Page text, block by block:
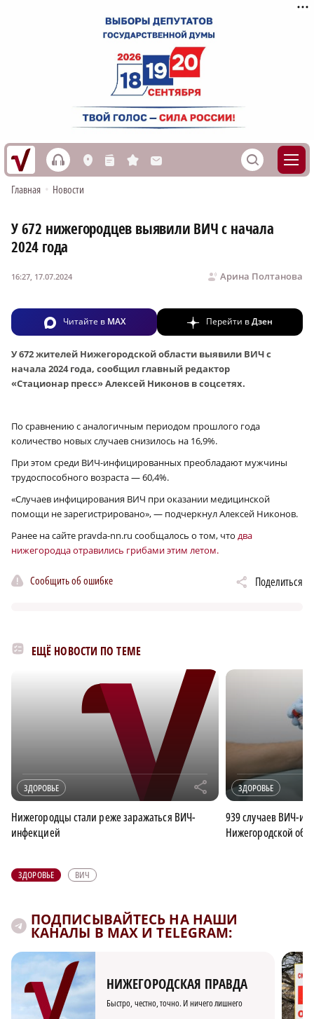
h L n s M S
Главная • Новости
У 672 нижегородцев выявили ВИЧ с начала
2024 года
Арина Полтанова
16:27, 17.07.2024
Читайте в MAX Перейти вДзен
У 672 жителей Нижегородской области выявили ВИЧ с
начала 2024 года, сообщил главный редактор
«Стационар пресс» Алексей Никонов в соцсетях.
По сравнению с аналогичным периодом прошлого года
количество новых случаев снизилось на 16,9%.
При этом среди ВИЧ-инфицированных преобладают мужчины
трудоспособного возраста — 60,4%.
«Случаев инфицирования ВИЧ при оказании медицинской
помощи не зарегистрировано», — подчеркнул Алексей Никонов.
Ранее на сайте pravda-nn.ru сообщалось о том, что два
нижегородца отравились грибами этим летом.
Сообщить об ошибке Поделиться
ЕЩЁ НОВОСТИ ПО ТЕМЕ
ЗДОРОВЬЕ r
Нижегородцы стали реже заражаться ВИЧ-
инфекцией
ЗДОРОВЬЕ
939 случаев ВИЧ-
Нижегородской
ЗДОРОВЬЕ ВИЧ
ПОДПИСЫВАЙТЕСЬ НА НАШИ
КАНАЛЫ В MAX И TELEGRAM:
НИЖЕГОРОДСКАЯ ПРАВДА
Быстро, честно, точно. И ничего лишнего